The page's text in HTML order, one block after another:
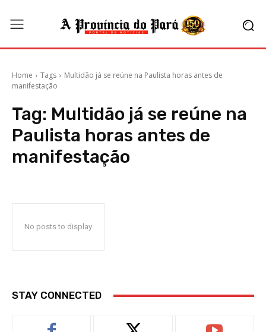
Home Tags
Multidão já se reúne na Paulista horas antes de
manifestação
Tag: Multidão já se reúne na
Paulista horas antes de
manifestação
No posts to display
STAY CONNECTED